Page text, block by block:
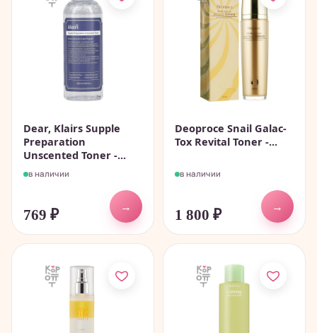
Dear, Klairs Supple
Preparation
Unscented Toner -...
в наличии
769 ₽
→
Deoproce Snail Galac-
Tox Revital Toner -...
в наличии
1 800 ₽
→